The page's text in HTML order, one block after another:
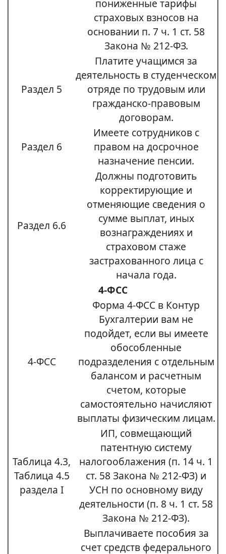
пониженные тарифы
страховых взносов на
основании п. 7 ч. 1 ст. 58
Закона № 212-ФЗ.
Раздел 5
Платите учащимся за
деятельность в студенческом
отряде по трудовым или
гражданско-правовым
договорам.
Раздел 6
Имеете сотрудников с
правом на досрочное
назначение пенсии.
Раздел 6.6
Должны подготовить
корректирующие и
отменяющие сведения о
сумме выплат, иных
вознаграждениях и
страховом стаже
застрахованного лица с
начала года.
4-ФСС
4-ФСС
Форма 4-ФСС в Контур
Бухгалтерии вам не
подойдет, если вы имеете
обособленные
подразделения с отдельным
балансом и расчетным
счетом, которые
самостоятельно начисляют
выплаты физическим лицам.
Таблица 4.3,
Таблица 4.5
раздела I
ИП, совмещающий
патентную систему
налогооблажения (п. 14 ч. 1
ст. 58 Закона № 212-ФЗ) и
УСН по основному виду
деятельности (п. 8 ч. 1 ст. 58
Закона № 212-ФЗ).
Выплачиваете пособия за
счет средств федерального